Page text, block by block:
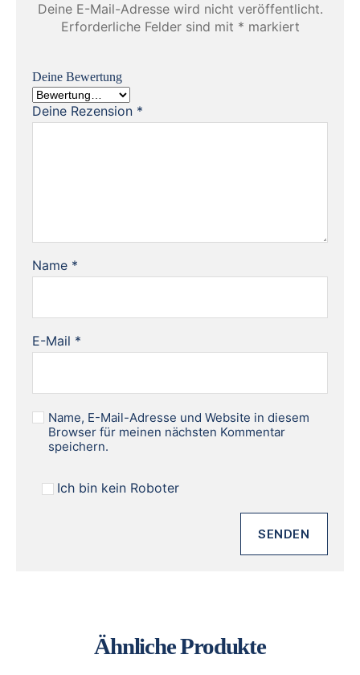
Deine E-Mail-Adresse wird nicht veröffentlicht.
Erforderliche Felder sind mit * markiert
Deine Bewertung
Deine Rezension *
Name *
E-Mail *
Name, E-Mail-Adresse und Website in diesem
Browser für meinen nächsten Kommentar
speichern.
Ich bin kein Roboter
Ähnliche Produkte